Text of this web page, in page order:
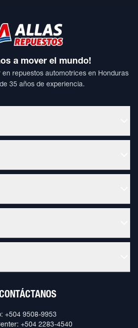
a mover el mundo!
en repuestos automotrices en Honduras
35 años de experiencia.
+504 9508-9953
+504 2283-4540